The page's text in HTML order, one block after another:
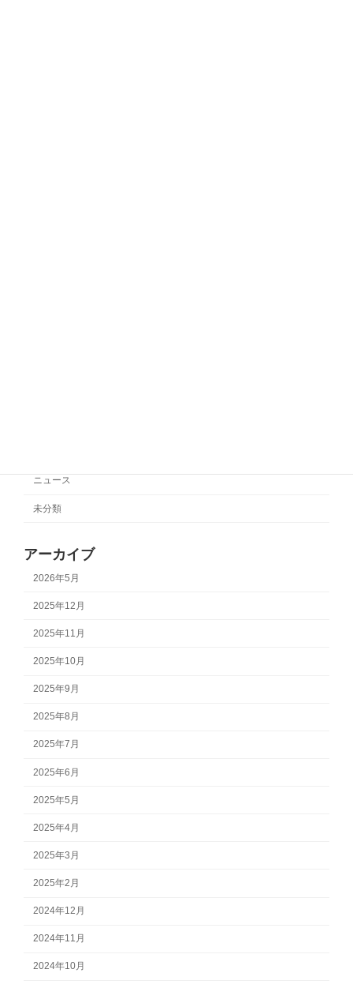
ニュース
未分類
アーカイブ
2026年5月
2025年12月
2025年11月
2025年10月
2025年9月
2025年8月
2025年7月
2025年6月
2025年5月
2025年4月
2025年3月
2025年2月
2024年12月
2024年11月
2024年10月